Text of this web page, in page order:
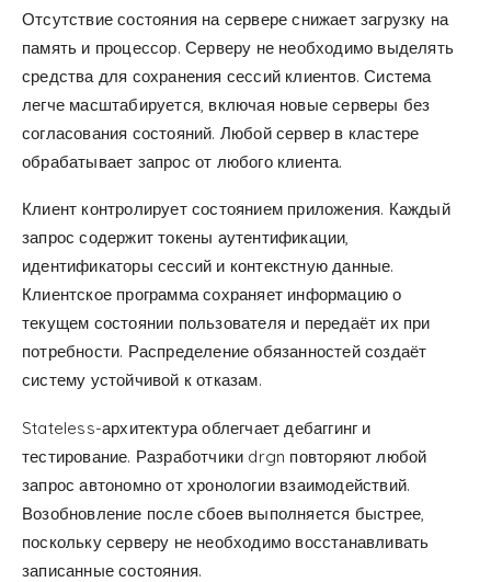
Отсутствие состояния на сервере снижает загрузку на
память и процессор. Серверу не необходимо выделять
средства для сохранения сессий клиентов. Система
легче масштабируется, включая новые серверы без
согласования состояний. Любой сервер в кластере
обрабатывает запрос от любого клиента.
Клиент контролирует состоянием приложения. Каждый
запрос содержит токены аутентификации,
идентификаторы сессий и контекстную данные.
Клиентское программа сохраняет информацию о
текущем состоянии пользователя и передаёт их при
потребности. Распределение обязанностей создаёт
систему устойчивой к отказам.
Stateless-архитектура облегчает дебаггинг и
тестирование. Разработчики drgn повторяют любой
запрос автономно от хронологии взаимодействий.
Возобновление после сбоев выполняется быстрее,
поскольку серверу не необходимо восстанавливать
записанные состояния.